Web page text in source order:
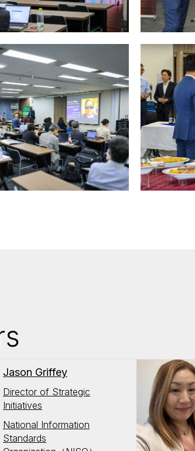
Jason Griffey
Director of Strategic
Initiatives
National Information
Standards